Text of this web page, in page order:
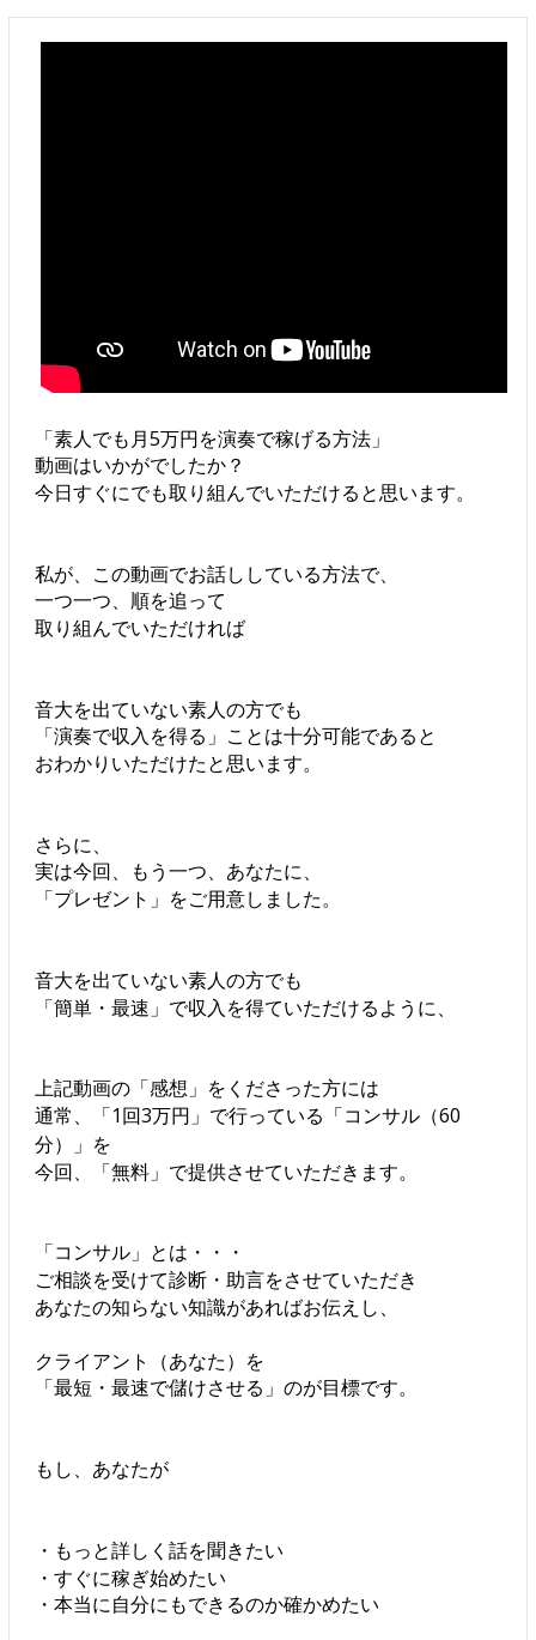
「素人でも月5万円を演奏で稼げる方法」
動画はいかがでしたか？
今日すぐにでも取り組んでいただけると思います。
私が、この動画でお話ししている方法で、
一つ一つ、順を追って
取り組んでいただければ
音大を出ていない素人の方でも
「演奏で収入を得る」ことは十分可能であると
おわかりいただけたと思います。
さらに、
実は今回、もう一つ、あなたに、
「プレゼント」をご用意しました。
音大を出ていない素人の方でも
「簡単・最速」で収入を得ていただけるように、
上記動画の「感想」をくださった方には
通常、「1回3万円」で行っている「コンサル（60
分）」を
今回、「無料」で提供させていただきます。
「コンサル」とは・・・
ご相談を受けて診断・助言をさせていただき
あなたの知らない知識があればお伝えし、
クライアント（あなた）を
「最短・最速で儲けさせる」のが目標です。
もし、あなたが
・もっと詳しく話を聞きたい
・すぐに稼ぎ始めたい
・本当に自分にもできるのか確かめたい